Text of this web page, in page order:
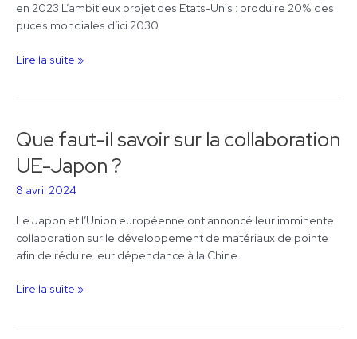
en 2023 L’ambitieux projet des Etats-Unis : produire 20% des
puces mondiales d’ici 2030
Lire la suite »
Que faut-il savoir sur la collaboration
UE-Japon ?
8 avril 2024
Le Japon et l’Union européenne ont annoncé leur imminente
collaboration sur le développement de matériaux de pointe
afin de réduire leur dépendance à la Chine.
Que
il
savoir
la
collaboration
UE-
?
Lire la suite »